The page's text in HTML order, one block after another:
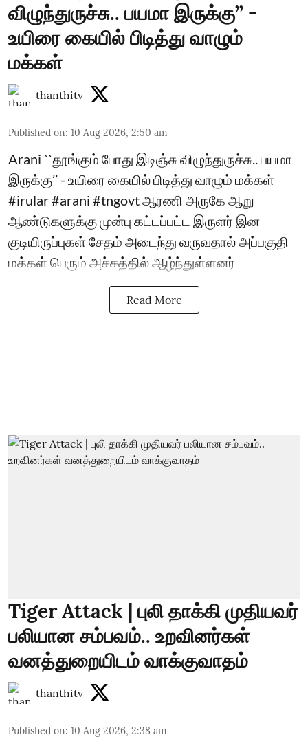
விழுந்துருச்சு.. பயமா இருக்கு’’ -
உயிரை கையில் பிடித்து வாழும்
மக்கள்
thanthitv
Published on: 10 Aug 2026, 2:50 am
Arani ``தூங்கும் போது இடிஞ்சு விழுந்துருச்சு.. பயமா
இருக்கு’’ - உயிரை கையில் பிடித்து வாழும் மக்கள்
#irular #arani #tngovt ஆரணி அருகே ஆறு
ஆண்டுகளுக்கு முன்பு கட்டப்பட்ட இருளர் இன
குடியிருப்புகள் சேதம் அடைந்து வருவதால் அப்பகுதி
மக்கள் பெரும் அச்சத்தில் ஆழ்ந்துள்ளனர்
Read More
Tiger Attack | புலி தாக்கி முதியவர்
பலியான சம்பவம்.. உறவினர்கள்
வனத்துறையிடம் வாக்குவாதம்
thanthitv
Published on: 10 Aug 2026, 2:38 am